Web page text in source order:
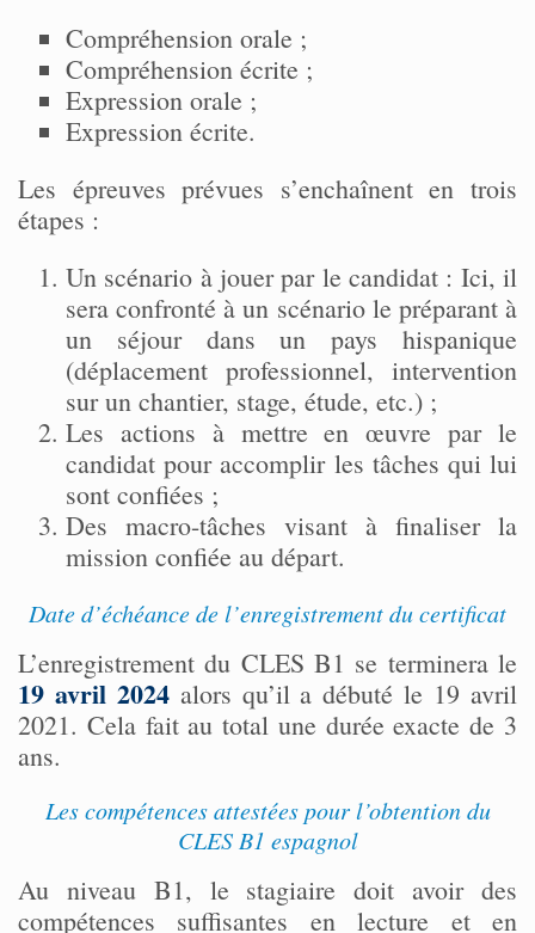
Compréhension orale ;
Compréhension écrite ;
Expression orale ;
Expression écrite.
Les épreuves prévues s’enchaînent en trois
étapes :
Un scénario à jouer par le candidat : Ici, il
sera confronté à un scénario le préparant à
un séjour dans un pays hispanique
(déplacement professionnel, intervention
sur un chantier, stage, étude, etc.) ;
Les actions à mettre en œuvre par le
candidat pour accomplir les tâches qui lui
sont confiées ;
Des macro-tâches visant à finaliser la
mission confiée au départ.
Date d’échéance de l’enregistrement du certificat
L’enregistrement du CLES B1 se terminera le
19 avril 2024alors qu’il a débuté le 19 avril
2021. Cela fait au total une durée exacte de 3
ans.
Les compétences attestées pour l’obtention du
CLES B1 espagnol
Au niveau B1, le stagiaire doit avoir des
compétences suffisantes en lecture et en